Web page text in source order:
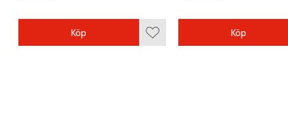
Lägg till i favoriter
Köp Köp